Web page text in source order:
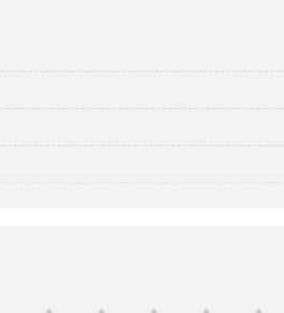
надежную защиту файлов и
системного журнала или
Citrix, VMware, VNC.